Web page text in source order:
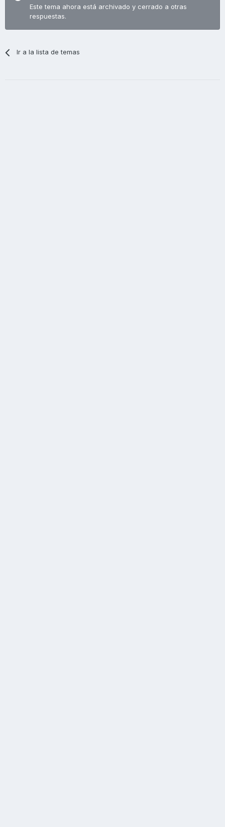
Este tema ahora está archivado y cerrado a otras
respuestas.
Ir a la lista de temas